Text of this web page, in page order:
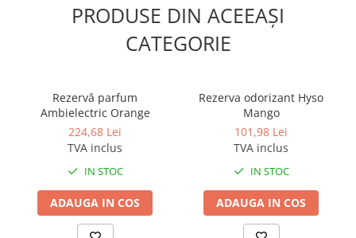
Prosoape hartie pliate
Servetele masa & faciale
Odorizante profesionale
Aparate odorizante profesionale
Odorizant toalera, wc
Odorizante camera
Rezerva aparate odorizante
PRODUSE DIN ACEEAȘI
CATEGORIE
Rezervă parfum
Ambielectric Orange
224,68 Lei
TVA inclus
IN STOC
ADAUGA IN COS
Rezerva odorizant Hyso
Mango
101,98 Lei
TVA inclus
IN STOC
ADAUGA IN COS